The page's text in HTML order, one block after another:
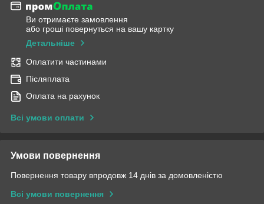
Ви отримаєте замовлення
або гроші повернуться на вашу картку
Детальніше
Оплатити частинами
Післяплата
Оплата на рахунок
Всі умови оплати
Умови повернення
Повернення товару впродовж 14 днів за домовленістю
Всі умови повернення